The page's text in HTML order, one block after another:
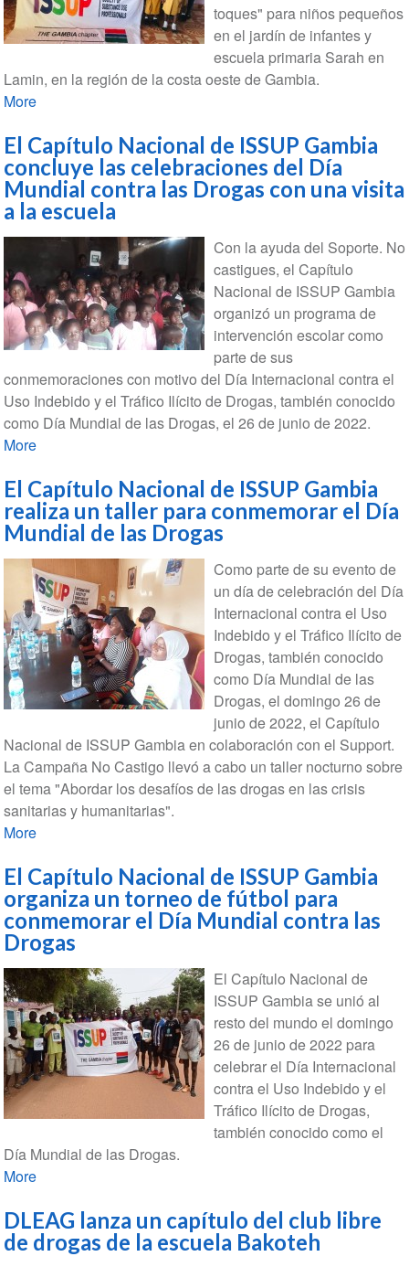
toques" para niños pequeños
en el jardín de infantes y
escuela primaria Sarah en
Lamin, en la región de la costa oeste de Gambia.
More
El Capítulo Nacional de ISSUP Gambia
concluye las celebraciones del Día
Mundial contra las Drogas con una visita
a la escuela
Con la ayuda del Soporte. No
castigues, el Capítulo
Nacional de ISSUP Gambia
organizó un programa de
intervención escolar como
parte de sus
conmemoraciones con motivo del Día Internacional contra el
Uso Indebido y el Tráfico Ilícito de Drogas, también conocido
como Día Mundial de las Drogas, el 26 de junio de 2022.
More
El Capítulo Nacional de ISSUP Gambia
realiza un taller para conmemorar el Día
Mundial de las Drogas
Como parte de su evento de
un día de celebración del Día
Internacional contra el Uso
Indebido y el Tráfico Ilícito de
Drogas, también conocido
como Día Mundial de las
Drogas, el domingo 26 de
junio de 2022, el Capítulo
Nacional de ISSUP Gambia en colaboración con el Support.
La Campaña No Castigo llevó a cabo un taller nocturno sobre
el tema "Abordar los desafíos de las drogas en las crisis
sanitarias y humanitarias".
More
El Capítulo Nacional de ISSUP Gambia
organiza un torneo de fútbol para
conmemorar el Día Mundial contra las
Drogas
El Capítulo Nacional de
ISSUP Gambia se unió al
resto del mundo el domingo
26 de junio de 2022 para
celebrar el Día Internacional
contra el Uso Indebido y el
Tráfico Ilícito de Drogas,
también conocido como el
Día Mundial de las Drogas.
More
DLEAG lanza un capítulo del club libre
de drogas de la escuela Bakoteh